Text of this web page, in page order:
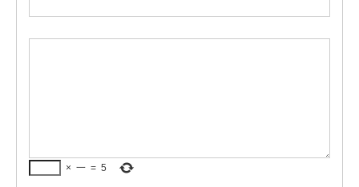
× 一 = 5